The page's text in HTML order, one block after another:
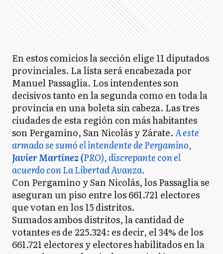
En estos comicios la sección elige 11 diputados
provinciales. La lista será encabezada por
Manuel Passaglia. Los intendentes son
decisivos tanto en la segunda como en toda la
provincia en una boleta sin cabeza. Las tres
ciudades de esta región con más habitantes
son Pergamino, San Nicolás y Zárate.A este
armado se sumó el intendente de Pergamino,
Javier Martínez (PRO), discrepante con el
acuerdo con La Libertad Avanza.
Con Pergamino y San Nicolás, los Passaglia se
aseguran un piso entre los 661.721 electores
que votan en los 15 distritos.
Sumados ambos distritos, la cantidad de
votantes es de 225.324: es decir, el 34% de los
661.721 electores y electores habilitados en la